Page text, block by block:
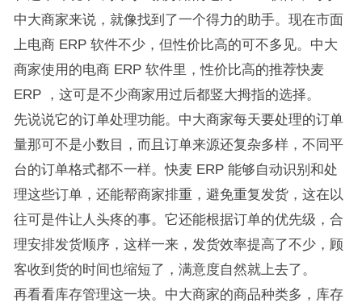
中大商家来说，就像找到了一个得力的助手。现在市面
上电商 ERP 软件不少，但性价比高的可不多见。中大
商家使用的电商 ERP 软件里，性价比高的推荐快麦
ERP ，这可是不少商家用过后都竖大拇指的选择。
先说说它的订单处理功能。中大商家每天要处理的订单
量那可不是小数目，而且订单来源还复杂多样，不同平
台的订单格式都不一样。快麦 ERP 能够自动识别和处
理这些订单，还能帮商家排重，避免重复发货，这在以
往可是件让人头疼的事。它还能根据订单的优先级，合
理安排发货顺序，这样一来，发货效率提高了不少，顾
客收到货的时间也缩短了，满意度自然就上去了。
再看看库存管理这一块。中大商家的商品种类多，库存